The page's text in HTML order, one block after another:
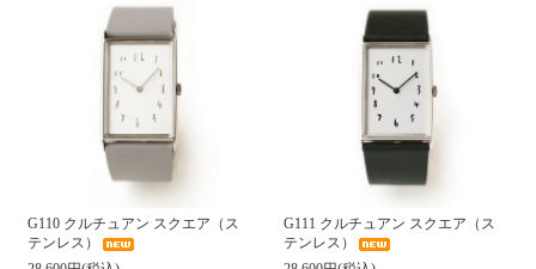
G110 クルチュアン スクエア（ス
テンレス）
G111 クルチュアン スクエア（ス
テンレス）